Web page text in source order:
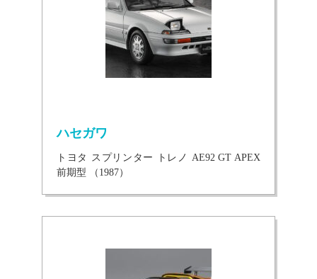
ハセガワ
トヨタ スプリンター トレノ AE92 GT APEX
前期型 （1987）